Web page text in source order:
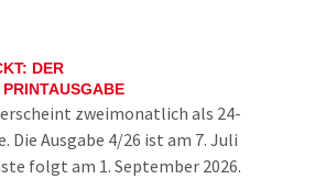
DER
PRINTAUSGABE
erscheint zweimonatlich als 24-
Die Ausgabe 4/26 ist am 7. Juli
folgt am 1. September 2026.